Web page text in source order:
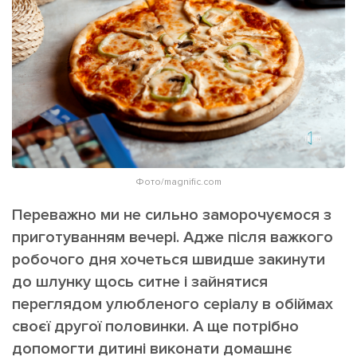
ІНШЕ
Інтерв'ю
Картки
Репортаж
Розслідування
Погляди
Лонгріди
Прес-релізи
Фото/Відео
Made in Lviv
Зв'язатися з нами
[email protected] Реклама на сайті
Політика конфіденційності
Фото/magnific.com
Переважно ми не сильно заморочуємося з
приготуванням вечері. Адже після важкого
робочого дня хочеться швидше закинути
до шлунку щось ситне і зайнятися
переглядом улюбленого серіалу в обіймах
своєї другої половинки. А ще потрібно
допомогти дитині виконати домашнє